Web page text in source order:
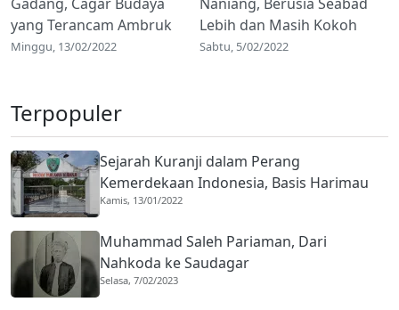
yang Terancam Ambruk
Minggu, 13/02/2022
Lebih dan Masih Kokoh
Sabtu, 5/02/2022
Terpopuler
Sejarah Kuranji dalam Perang
Kemerdekaan Indonesia, Basis Harimau
Kuranji
Kamis, 13/01/2022
Muhammad Saleh Pariaman, Dari
Nahkoda ke Saudagar
Selasa, 7/02/2023